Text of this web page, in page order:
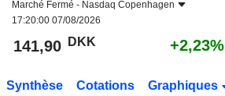
Marché Fermé - Nasdaq Copenhagen
17:20:00 07/08/2026
141,90 DKK +2,23%
Synthèse Cotations Graphiques